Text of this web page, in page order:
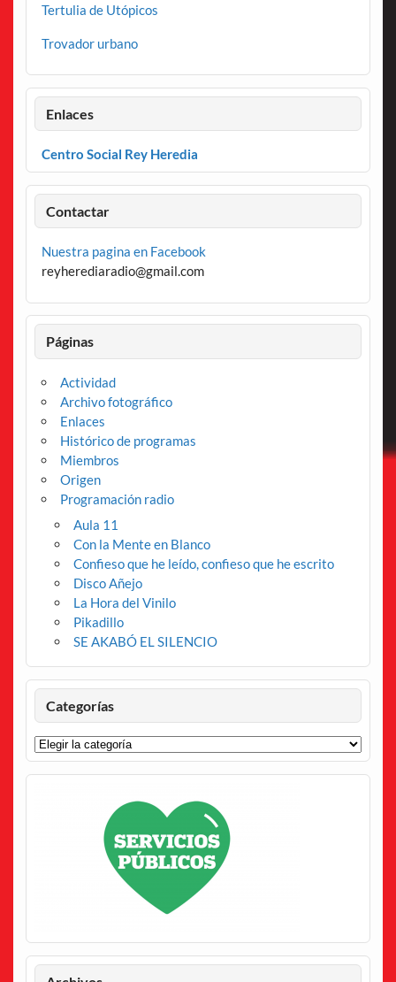
Tertulia de Utópicos
Trovador urbano
Enlaces
Centro Social Rey Heredia
Contactar
Nuestra pagina en Facebook
reyherediaradio@gmail.com
Páginas
Actividad
Archivo fotográfico
Enlaces
Histórico de programas
Miembros
Origen
Programación radio
Aula 11
Con la Mente en Blanco
Confieso que he leído, confieso que he escrito
Disco Añejo
La Hora del Vinilo
Pikadillo
SE AKABÓ EL SILENCIO
Categorías
Categorías